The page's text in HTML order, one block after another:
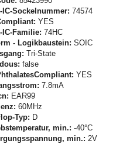
IC-Sockelnummer: 74574
YES
IC-Familie: 74HC
- Logikbaustein: SOIC
Tri-State
false
YES
7.8mA
EAR99
60MHz
Typ: D
min.: -40°C
min.: 2V